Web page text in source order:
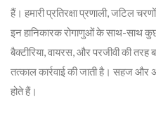
हैं। हमारी प्रतिरक्षा प्रणाली, जटिल
इन हानिकारक रोगाणुओं के साथ-साथ कुछ
बैक्टीरिया, वायरस, और परजीवी की
तत्काल कार्रवाई की जाती है। सहज
होते हैं।